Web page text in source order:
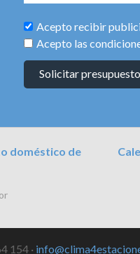
Acepto recibir
Acepto las
Solicitar presupuesto
doméstico de
154 ·